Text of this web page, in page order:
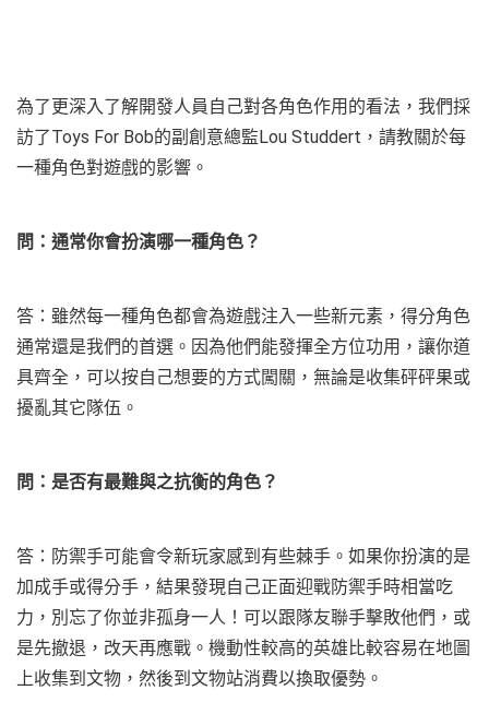
為了更深入了解開發人員自己對各角色作用的看法，我們採
訪了Toys For Bob的副創意總監Lou Studdert，請教關於每
一種角色對遊戲的影響。
問：通常你會扮演哪一種角色？
答：雖然每一種角色都會為遊戲注入一些新元素，得分角色
通常還是我們的首選。因為他們能發揮全方位功用，讓你道
具齊全，可以按自己想要的方式闖關，無論是收集砰砰果或
擾亂其它隊伍。
問：是否有最難與之抗衡的角色？
答：防禦手可能會令新玩家感到有些棘手。如果你扮演的是
加成手或得分手，結果發現自己正面迎戰防禦手時相當吃
力，別忘了你並非孤身一人！可以跟隊友聯手擊敗他們，或
是先撤退，改天再應戰。機動性較高的英雄比較容易在地圖
上收集到文物，然後到文物站消費以換取優勢。